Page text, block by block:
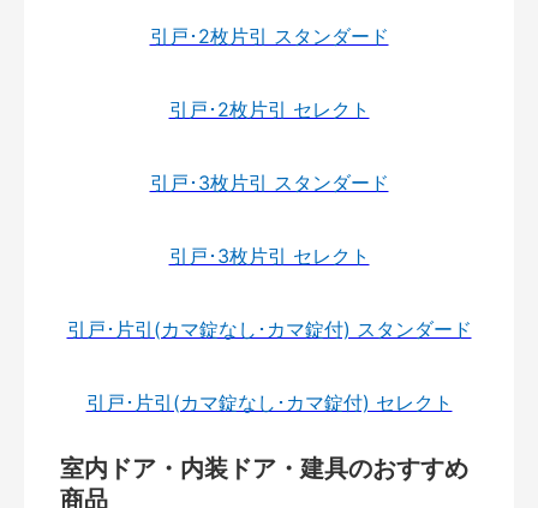
引戸･2枚片引 スタンダード
引戸･2枚片引 セレクト
引戸･3枚片引 スタンダード
引戸･3枚片引 セレクト
引戸･片引(カマ錠なし･カマ錠付) スタンダード
引戸･片引(カマ錠なし･カマ錠付) セレクト
室内ドア・内装ドア・建具のおすすめ
商品